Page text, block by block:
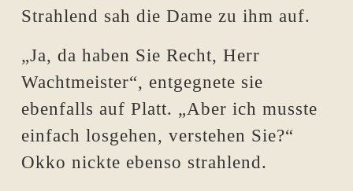
Strahlend sah die Dame zu ihm auf.
„Ja, da haben Sie Recht, Herr
Wachtmeister“, entgegnete sie
ebenfalls auf Platt. „Aber ich musste
einfach losgehen, verstehen Sie?“
Okko nickte ebenso strahlend.